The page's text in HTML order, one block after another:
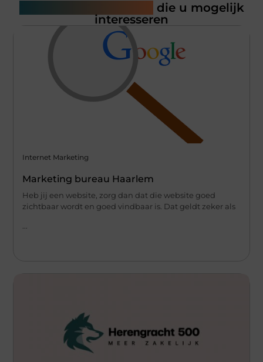
die u mogelijk
interesseren
Internet Marketing
Marketing bureau Haarlem
Heb jij een website, zorg dan dat die website goed
zichtbaar wordt en goed vindbaar is. Dat geldt zeker als
...